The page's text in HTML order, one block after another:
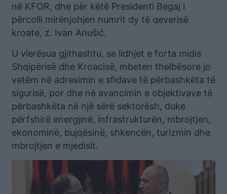
në KFOR, dhe për këtë Presidenti Begaj i
përcolli mirënjohjen numrit dy të qeverisë
kroate, z. Ivan Anušić.
U vlerësua gjithashtu, se lidhjet e forta midis
Shqipërisë dhe Kroacisë, mbeten thelbësore jo
vetëm në adresimin e sfidave të përbashkëta të
sigurisë, por dhe në avancimin e objektivave të
përbashkëta në një sërë sektorësh, duke
përfshirë energjinë, infrastrukturën, mbrojtjen,
ekonominë, bujqësinë, shkencën, turizmin dhe
mbrojtjen e mjedisit.